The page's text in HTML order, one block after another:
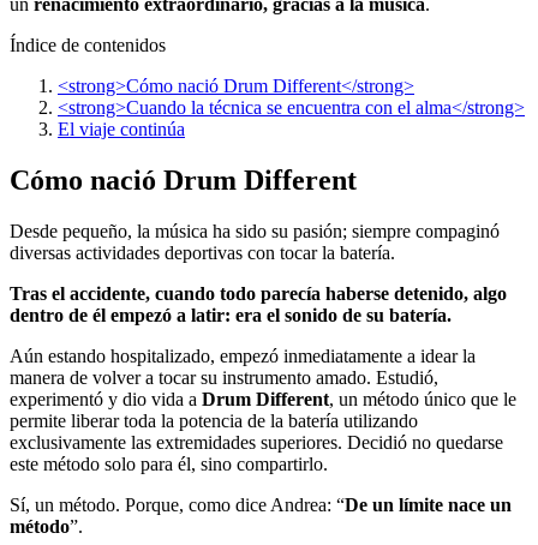
Índice de contenidos
<strong>Cómo nació Drum Different</strong>
<strong>Cuando la técnica se encuentra con el alma</strong>
El viaje continúa
Cómo nació Drum Different
Desde pequeño, la música ha sido su pasión; siempre compaginó
diversas actividades deportivas con tocar la batería.
Tras el accidente, cuando todo parecía haberse detenido, algo
dentro de él empezó a latir: era el sonido de su batería.
Aún estando hospitalizado, empezó inmediatamente a idear la
manera de volver a tocar su instrumento amado. Estudió,
experimentó y dio vida a Drum Different, un método único que le
permite liberar toda la potencia de la batería utilizando
exclusivamente las extremidades superiores. Decidió no quedarse
este método solo para él, sino compartirlo.
Sí, un método. Porque, como dice Andrea: “De un límite nace un
método”.